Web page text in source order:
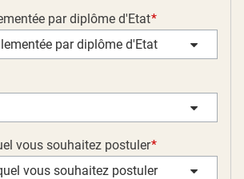
par diplôme d'Etat
par diplôme d'Etat
vous souhaitez postuler
vous souhaitez postuler